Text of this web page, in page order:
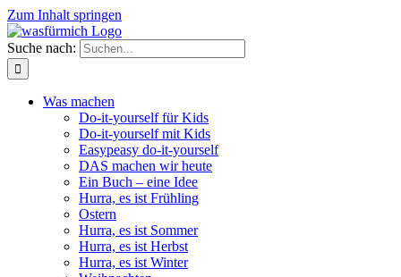
Zum Inhalt springen
Suche nach:
Was machen
Do-it-yourself für Kids
Do-it-yourself mit Kids
Easypeasy do-it-yourself
DAS machen wir heute
Ein Buch – eine Idee
Hurra, es ist Frühling
Ostern
Hurra, es ist Sommer
Hurra, es ist Herbst
Hurra, es ist Winter